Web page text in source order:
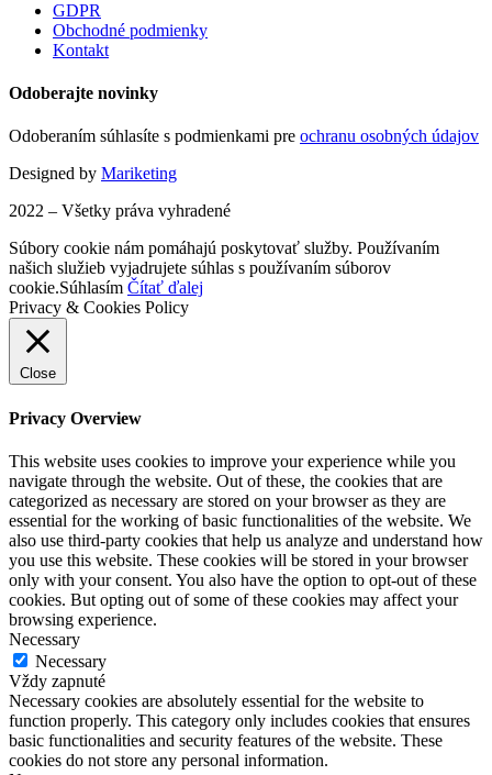
GDPR
Obchodné podmienky
Kontakt
Odoberajte novinky
Odoberaním súhlasíte s podmienkami pre ochranu osobných údajov
Designed by Mariketing
2022 – Všetky práva vyhradené
Súbory cookie nám pomáhajú poskytovať služby. Používaním
našich služieb vyjadrujete súhlas s používaním súborov
cookie.Súhlasím Čítať ďalej
Privacy & Cookies Policy
Close
Privacy Overview
This website uses cookies to improve your experience while you
navigate through the website. Out of these, the cookies that are
categorized as necessary are stored on your browser as they are
essential for the working of basic functionalities of the website. We
also use third-party cookies that help us analyze and understand how
you use this website. These cookies will be stored in your browser
only with your consent. You also have the option to opt-out of these
cookies. But opting out of some of these cookies may affect your
browsing experience.
Necessary
Necessary
Vždy zapnuté
Necessary cookies are absolutely essential for the website to
function properly. This category only includes cookies that ensures
basic functionalities and security features of the website. These
cookies do not store any personal information.